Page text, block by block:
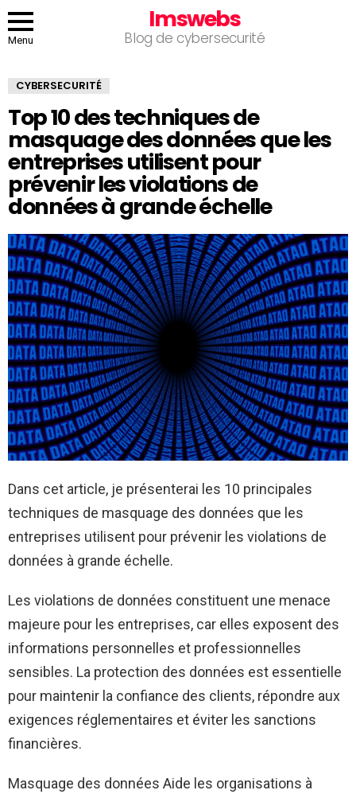
Menu
Imswebs
Blog de cybersecurité
CYBERSECURITÉ
Top 10 des techniques de
masquage des données que les
entreprises utilisent pour
prévenir les violations de
données à grande échelle
Dans cet article, je présenterai les 10 principales
techniques de masquage des données que les
entreprises utilisent pour prévenir les violations de
données à grande échelle.
Les violations de données constituent une menace
majeure pour les entreprises, car elles exposent des
informations personnelles et professionnelles
sensibles. La protection des données est essentielle
pour maintenir la confiance des clients, répondre aux
exigences réglementaires et éviter les sanctions
financières.
Masquage des données Aide les organisations à